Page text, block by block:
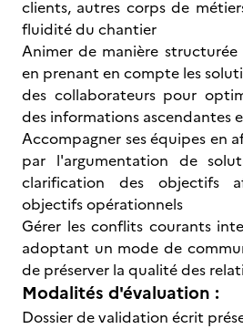
clients, autres corps de
fluidité du chantier
Animer de manière
en prenant en compte les
des collaborateurs pour
des informations ascendantes
Accompagner ses équipes en
par l'argumentation de
clarification des objectifs
objectifs opérationnels
Gérer les conflits courants
adoptant un mode de
de préserver la qualité des
Modalités d'évaluation :
Dossier de validation écrit